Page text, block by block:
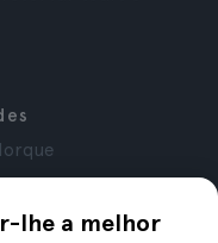
lhe a melhor